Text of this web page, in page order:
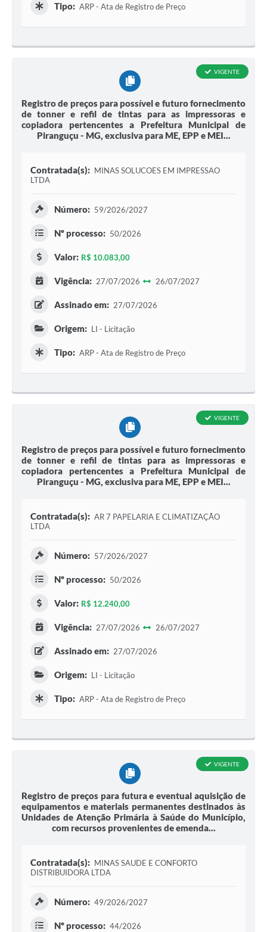
Tipo: ARP - Ata de Registro de Preço
Registro de preços para possível e futuro fornecimento
de tonner e refil de tintas para as impressoras e
copiadora pertencentes a Prefeitura Municipal de
Piranguçu - MG, exclusiva para ME, EPP e MEI...
VIGENTE
Contratada(s): MINAS SOLUCOES EM IMPRESSAO
LTDA
Número: 59/2026/2027
Nº processo: 50/2026
Valor: R$ 10.083,00
Vigência: 27/07/2026 26/07/2027
Assinado em: 27/07/2026
Origem: LI - Licitação
Tipo: ARP - Ata de Registro de Preço
Registro de preços para possível e futuro fornecimento
de tonner e refil de tintas para as impressoras e
copiadora pertencentes a Prefeitura Municipal de
Piranguçu - MG, exclusiva para ME, EPP e MEI...
VIGENTE
Contratada(s): AR 7 PAPELARIA E CLIMATIZAÇÃO
LTDA
Número: 57/2026/2027
Nº processo: 50/2026
Valor: R$ 12.240,00
Vigência: 27/07/2026 26/07/2027
Assinado em: 27/07/2026
Origem: LI - Licitação
Tipo: ARP - Ata de Registro de Preço
Registro de preços para futura e eventual aquisição de
equipamentos e materiais permanentes destinados às
Unidades de Atenção Primária à Saúde do Município,
com recursos provenientes de emenda...
VIGENTE
Contratada(s): MINAS SAUDE E CONFORTO
DISTRIBUIDORA LTDA
Número: 49/2026/2027
Nº processo: 44/2026